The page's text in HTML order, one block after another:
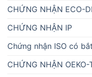
CHỨNG NHẬN ECO-
CHỨNG NHẬN IP
Chứng nhận ISO có
CHỨNG NHẬN OEKO-